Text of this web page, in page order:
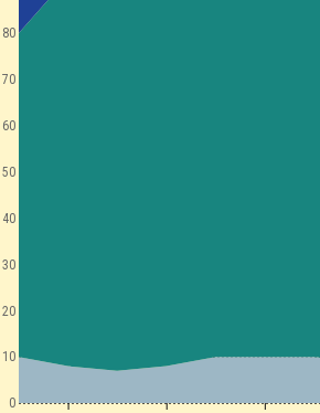
0
10
20
30
40
50
60
70
80